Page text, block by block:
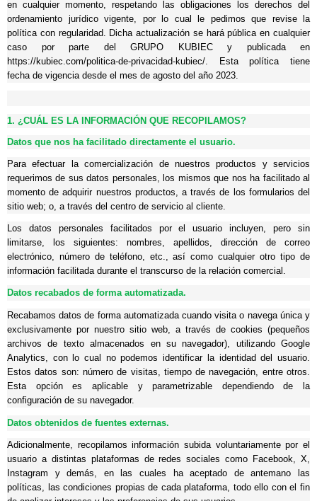
en cualquier momento, respetando las obligaciones los derechos del
ordenamiento jurídico vigente, por lo cual le pedimos que revise la
política con regularidad. Dicha actualización se hará pública en cualquier
caso por parte del GRUPO KUBIEC y publicada en
https://kubiec.com/politica-de-privacidad-kubiec/. Esta política tiene
fecha de vigencia desde el mes de agosto del año 2023.
1. ¿CUÁL ES LA INFORMACIÓN QUE RECOPILAMOS?
Datos que nos ha facilitado directamente el usuario.
Para efectuar la comercialización de nuestros productos y servicios
requerimos de sus datos personales, los mismos que nos ha facilitado al
momento de adquirir nuestros productos, a través de los formularios del
sitio web; o, a través del centro de servicio al cliente.
Los datos personales facilitados por el usuario incluyen, pero sin
limitarse, los siguientes: nombres, apellidos, dirección de correo
electrónico, número de teléfono, etc., así como cualquier otro tipo de
información facilitada durante el transcurso de la relación comercial.
Datos recabados de forma automatizada.
Recabamos datos de forma automatizada cuando visita o navega única y
exclusivamente por nuestro sitio web, a través de cookies (pequeños
archivos de texto almacenados en su navegador), utilizando Google
Analytics, con lo cual no podemos identificar la identidad del usuario.
Estos datos son: número de visitas, tiempo de navegación, entre otros.
Esta opción es aplicable y parametrizable dependiendo de la
configuración de su navegador.
Datos obtenidos de fuentes externas.
Adicionalmente, recopilamos información subida voluntariamente por el
usuario a distintas plataformas de redes sociales como Facebook, X,
Instagram y demás, en las cuales ha aceptado de antemano las
políticas, las condiciones propias de cada plataforma, todo ello con el fin